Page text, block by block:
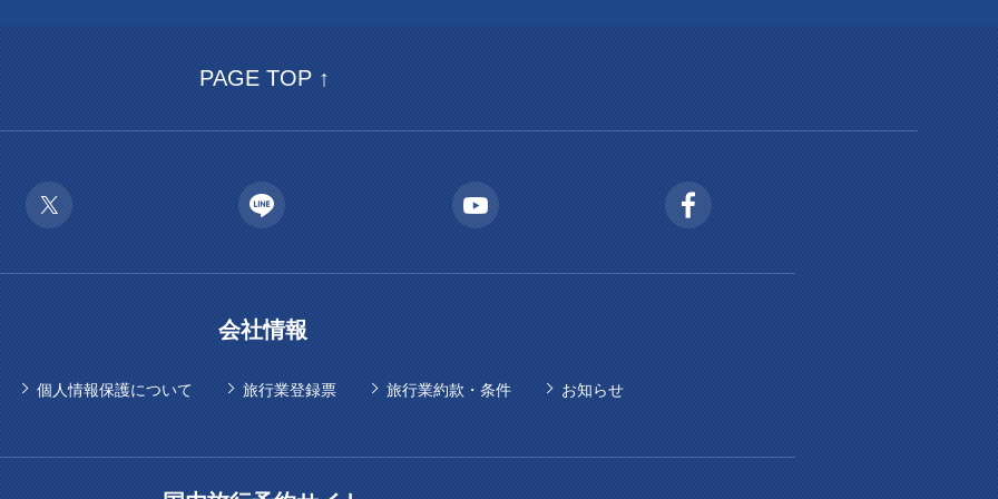
PAGE TOP ↑
会社情報
個人情報保護について 旅行業登録票 旅行業約款・条件 お知らせ